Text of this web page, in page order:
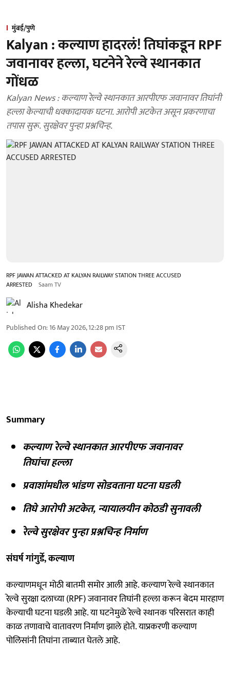
मुंबई/पुणे
Kalyan : कल्याण हादरलं! तिघांकडून RPF
जवानावर हल्ला, घटनेने रेल्वे स्थानकात
गोंधळ
Kalyan News : कल्याण रेल्वे स्थानकात आरपीएफ जवानावर तिघांनी
हल्ला केल्याची धक्कादायक घटना. आरोपी अटकेत असून प्रकरणाचा
तपास सुरू. सुरक्षेवर पुन्हा प्रश्नचिन्ह.
RPF JAWAN ATTACKED AT KALYAN RAILWAY STATION THREE ACCUSED
ARRESTED Saam TV
Alisha Khedekar
Published On:16 May 2026, 12:28 pm IST
Summary
कल्याण रेल्वे स्थानकात आरपीएफ जवानावर
तिघांचा हल्ला
प्रवाशांमधील भांडण सोडवताना घटना घडली
तिघे आरोपी अटकेत, न्यायालयीन कोठडी सुनावली
रेल्वे सुरक्षेवर पुन्हा प्रश्नचिन्ह निर्माण
संघर्ष गांगुर्डे, कल्याण
कल्याणमधून मोठी बातमी समोर आली आहे. कल्याण रेल्वे स्थानकात
रेल्वे सुरक्षा दलाच्या (RPF) जवानावर तिघांनी हल्ला करून बेदम मारहाण
केल्याची घटना घडली आहे. या घटनेमुळे रेल्वे स्थानक परिसरात काही
काळ तणावाचे वातावरण निर्माण झाले होते. याप्रकरणी कल्याण
पोलिसांनी तिघांना ताब्यात घेतले आहे.